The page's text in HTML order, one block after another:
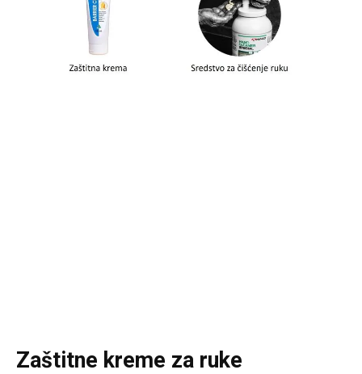
Zaštitne kreme za ruke